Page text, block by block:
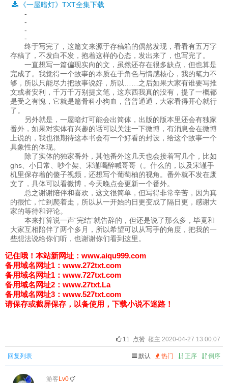
《一屋暗灯》TXT全集下载
-
-
-
-
终于写完了，这篇文来源于存稿箱的偶然发现，看看有五万字
存稿了，不发白不发，抱着这样的心态，发出来了，也写完了。
一直想写一篇偏现实向的文，虽然还存在很多缺点，但也算是
完成了。我觉得一个故事的本质在于角色与情感核心，我的笔力不
够，所以只能尽力把故事说好，所以……之后如果大家有谁要写推
文或者安利，千万千万别提文笔，这东西我真的没有，提了一概都
是受之有愧，它就是篇骨科小狗血，普普通通，大家看得开心就行
了。
另外就是，一屋暗灯可能会出简体，出版的版本里还会有独家
番外，如果对实体有兴趣的话可以关注一下微博，有消息会在微博
上说的，我也很期待这本书会有一个好看的封设，给这个故事一个
具象性的体现。
除了实体的独家番外，其他番外这几天也会接着写几个，比如
ghs、小日常、吵个架、宋谨喝醉喊哥哥（。什么的，以及宋谨手
机里保存着的傻子视频，还想写个葡萄柚的视角。番外就不发在废
文了，具体可以看微博，今天晚点会更新一个番外。
总之谢谢陪伴和喜欢，这文很简单，但写得非常辛苦，因为真
的很忙，忙到爬着走，所以从一开始的日更变成了隔日更，感谢大
家的等待和评论。
本来打算说一声“完结”就告辞的，但还是说了那么多，毕竟和
大家互相陪伴了两个多月，所以希望可以从写手的角度，把我的一
些想法说给你们听，也谢谢你们看到这里。
记住哦！ 本站新网址：www.aiqu999.com
备用域名网址1： www.272txt.com
备用域名网址1： www.727txt.com
备用域名网址2： www.27txt.La
备用域名网址3： www.527txt.com
请保存或截屏保存，以备使用，下载小说不迷路！
11 点赞 楼主 2020-04-27 13:00:07
回复列表 默认 热门 正序 倒序
游客 Lv0